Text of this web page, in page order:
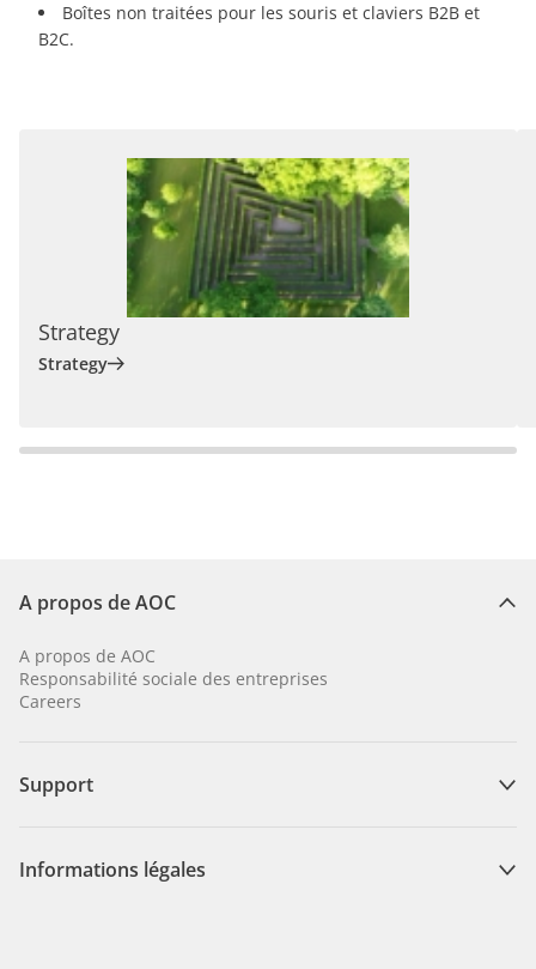
Boîtes non traitées pour les souris et claviers B2B et
B2C.
Strategy
Strategy
A propos de AOC
A propos de AOC
Responsabilité sociale des entreprises
Careers
Support
Informations légales